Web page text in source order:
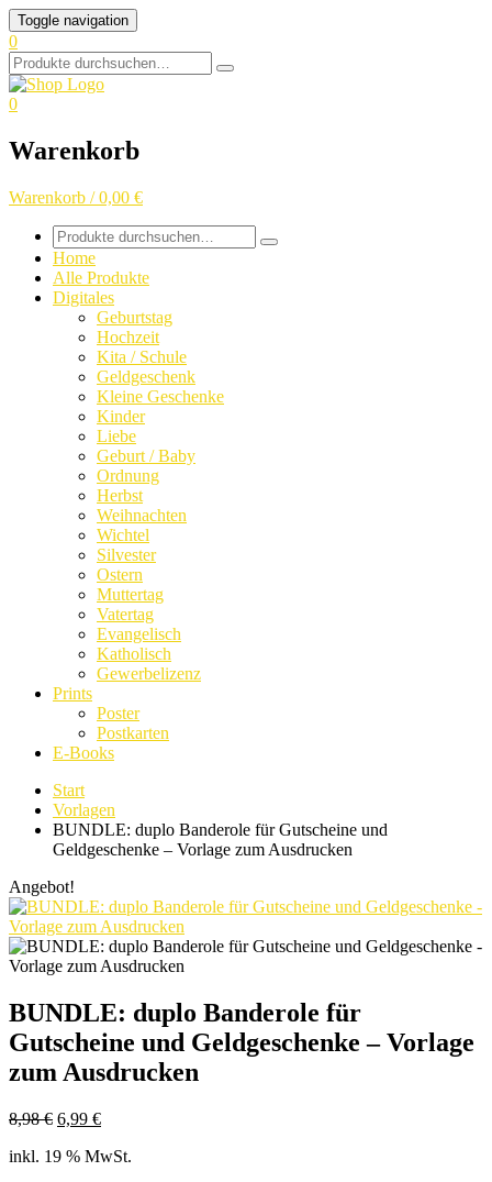
Skip
to
content
Toggle navigation
0
Search
for:
0
Warenkorb
Warenkorb / 0,00 €
Search
for:
Home
Alle Produkte
Digitales
Geburtstag
Hochzeit
Kita / Schule
Geldgeschenk
Kleine Geschenke
Kinder
Liebe
Geburt / Baby
Ordnung
Herbst
Weihnachten
Wichtel
Silvester
Ostern
Muttertag
Vatertag
Evangelisch
Katholisch
Gewerbelizenz
Prints
Poster
Postkarten
E-Books
Start
Vorlagen
BUNDLE: duplo Banderole für Gutscheine und
Geldgeschenke – Vorlage zum Ausdrucken
Angebot!
BUNDLE: duplo Banderole für
Gutscheine und Geldgeschenke – Vorlage
zum Ausdrucken
8,98€ Ursprünglicher
war:
6,99 €Aktueller
ist:
inkl. 19 % MwSt.